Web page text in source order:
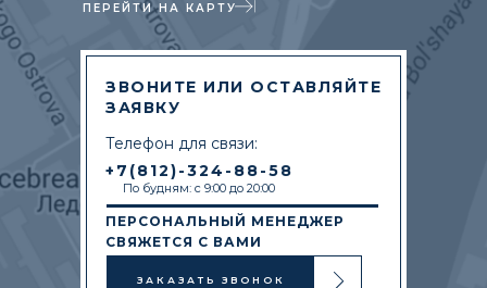
Телефон для связи:
ЗВОНИТЕ ИЛИ ОСТАВЛЯЙТЕ
ЗАЯВКУ
+7(812)-324-88-58
ПЕРСОНАЛЬНЫЙ МЕНЕДЖЕР
СВЯЖЕТСЯ С ВАМИ
По будням: с 9:00 до 20:00
ЗАКАЗАТЬ ЗВОНОК
ПЕРЕЙТИ НА КАРТУ